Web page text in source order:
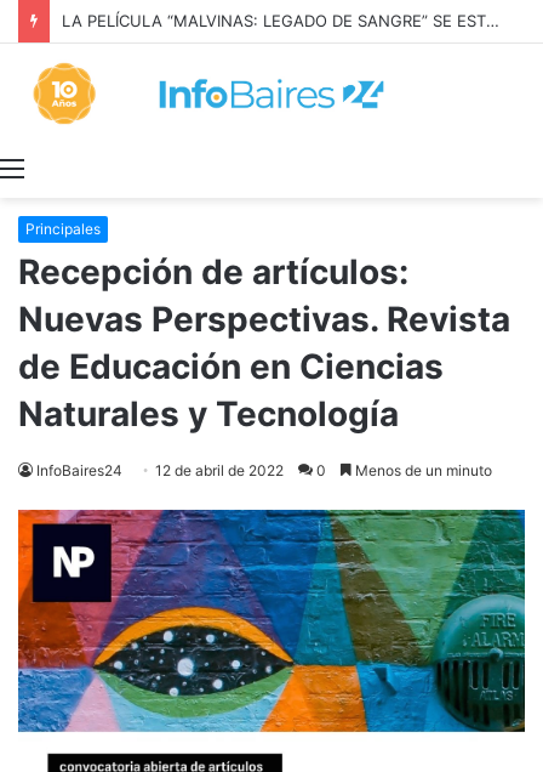
LA PELÍCULA “MALVINAS: LEGADO DE SANGRE” SE ESTRENARÁ EN PRIME VIDEO
Principales
Recepción de artículos:
Nuevas Perspectivas. Revista
de Educación en Ciencias
Naturales y Tecnología
InfoBaires24 12 de abril de 2022 0 Menos de un minuto